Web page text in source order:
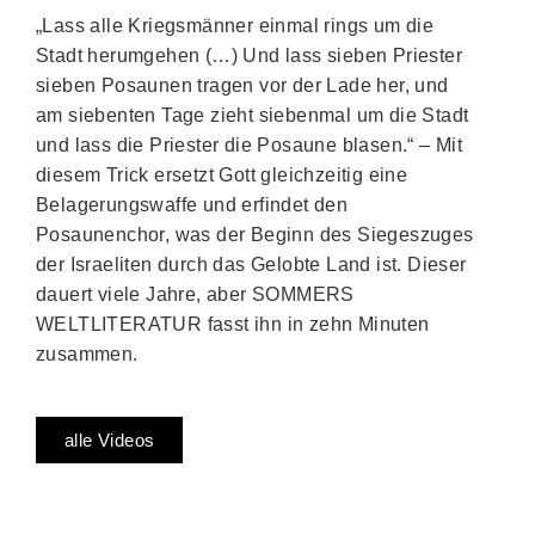
„Lass alle Kriegsmänner einmal rings um die
Stadt herumgehen (…) Und lass sieben Priester
sieben Posaunen tragen vor der Lade her, und
am siebenten Tage zieht siebenmal um die Stadt
und lass die Priester die Posaune blasen.“ – Mit
diesem Trick ersetzt Gott gleichzeitig eine
Belagerungswaffe und erfindet den
Posaunenchor, was der Beginn des Siegeszuges
der Israeliten durch das Gelobte Land ist. Dieser
dauert viele Jahre, aber SOMMERS
WELTLITERATUR fasst ihn in zehn Minuten
zusammen.
alle Videos